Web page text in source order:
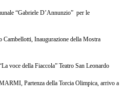
“Gabriele D’Annunzio” per le
Inaugurazione della Mostra
voce della Fiaccola” Teatro San Leonardo
Partenza della Torcia Olimpica, arrivo a